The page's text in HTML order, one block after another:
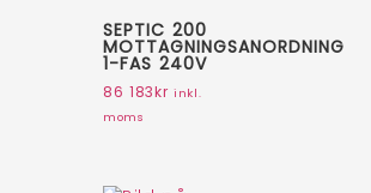
SEPTIC 200
MOTTAGNINGSANORDNING
1-FAS 240V
86 183kr inkl.
moms